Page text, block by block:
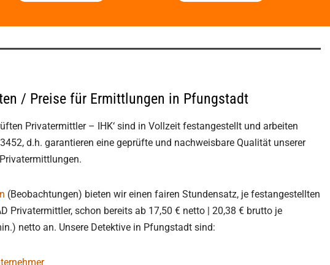
/ Preise für Ermittlungen in Pfungstadt
Privatermittler – IHK‘ sind in Vollzeit festangestellt und arbeiten
d.h. garantieren eine geprüfte und nachweisbare Qualität unserer
(Beobachtungen) bieten wir einen fairen Stundensatz, je festangestellten
Privatermittler, schon bereits ab 17,50 € netto | 20,38 € brutto je
netto an. Unsere Detektive in Pfungstadt sind: